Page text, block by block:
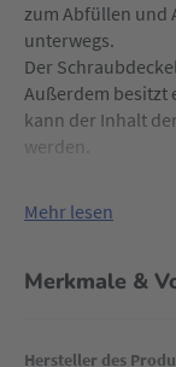
zum Abfüllen und
unterwegs.
Der
Außerdem besitzt
kann der Inhalt
werden.
Mehr lesen
Merkmale &
Hersteller des